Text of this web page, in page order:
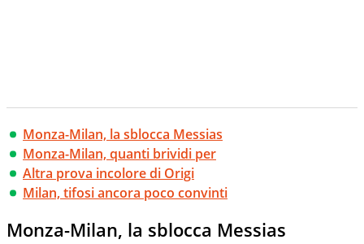
Monza-Milan, la sblocca Messias
Monza-Milan, quanti brividi per
Altra prova incolore di Origi
Milan, tifosi ancora poco convinti
Monza-Milan, la sblocca Messias